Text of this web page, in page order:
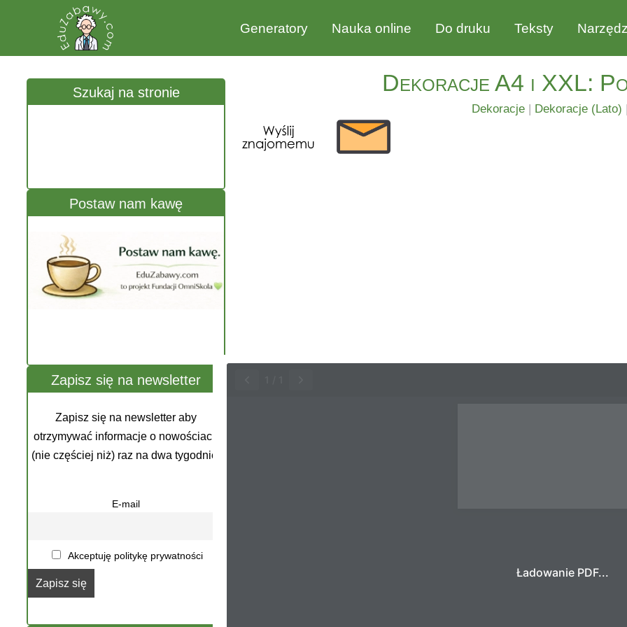
Generatory Nauka online Do druku Teksty
Szukaj na stronie
Postaw nam kawę
Zapisz się na newsletter
Zapisz się na newsletter aby
otrzymywać informacje o nowościach
(nie częściej niż) raz na dwa tygodnie.
E-mail
Akceptuję politykę prywatności
Dekoracje A4 i XXL:
Dekoracje| Dekoracje (Lato) |
Ładowanie PDF...